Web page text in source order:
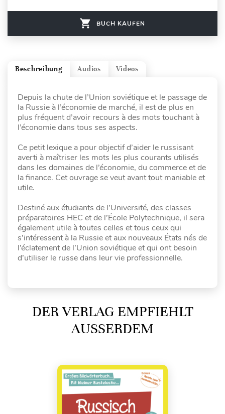
BUCH KAUFEN
Videos
Audios
Beschreibung
Depuis la chute de l’Union soviétique et le passage de
la Russie à l’économie de marché, il est de plus en
plus fréquent d’avoir recours à des mots touchant à
l’économie dans tous ses aspects.
Ce petit lexique a pour objectif d’aider le russisant
averti à maîtriser les mots les plus courants utilisés
dans les domaines de l’économie, du commerce et de
la finance. Cet ouvrage se veut avant tout maniable et
utile.
Destiné aux étudiants de l’Université, des classes
préparatoires HEC et de l’École Polytechnique, il sera
également utile à toutes celles et tous ceux qui
s’intéressent à la Russie et aux nouveaux États nés de
l’éclatement de l’Union soviétique et qui ont besoin
d’utiliser le russe dans leur vie professionnelle.
DER VERLAG EMPFIEHLT
AUSSERDEM